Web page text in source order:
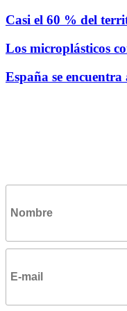
Casi el 60 % del
Los microplásticos
España se